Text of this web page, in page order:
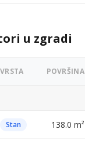
u zgradi
VRSTA POVRŠINA
Stan 138.0 m²